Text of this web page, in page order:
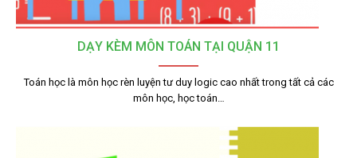
DẠY KÈM MÔN TOÁN TẠI QUẬN 11
Toán học là môn học rèn luyện tư duy logic cao nhất trong tất cả các
môn học, học toán…